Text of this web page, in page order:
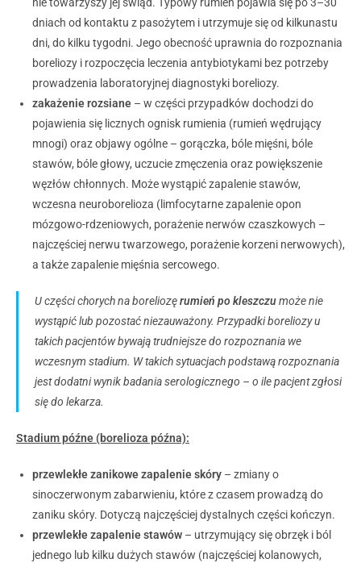
nie towarzyszy jej świąd. Typowy rumień pojawia się po 3–30
dniach od kontaktu z pasożytem i utrzymuje się od kilkunastu
dni, do kilku tygodni. Jego obecność uprawnia do rozpoznania
boreliozy i rozpoczęcia leczenia antybiotykami bez potrzeby
prowadzenia laboratoryjnej diagnostyki boreliozy.
zakażenie rozsiane – w części przypadków dochodzi do
pojawienia się licznych ognisk rumienia (rumień wędrujący
mnogi) oraz objawy ogólne – gorączka, bóle mięśni, bóle
stawów, bóle głowy, uczucie zmęczenia oraz powiększenie
węzłów chłonnych. Może wystąpić zapalenie stawów,
wczesna neuroborelioza (limfocytarne zapalenie opon
mózgowo-rdzeniowych, porażenie nerwów czaszkowych –
najczęściej nerwu twarzowego, porażenie korzeni nerwowych),
a także zapalenie mięśnia sercowego.
U części chorych na boreliozęrumień po kleszczumoże nie
wystąpić lub pozostać niezauważony. Przypadki boreliozy u
takich pacjentów bywają trudniejsze do rozpoznania we
wczesnym stadium. W takich sytuacjach podstawą rozpoznania
jest dodatni wynik badania serologicznego – o ile pacjent zgłosi
się do lekarza.
Stadium późne (borelioza późna):
przewlekłe zanikowe zapalenie skóry – zmiany o
sinoczerwonym zabarwieniu, które z czasem prowadzą do
zaniku skóry. Dotyczą najczęściej dystalnych części kończyn.
przewlekłe zapalenie stawów – utrzymujący się obrzęk i ból
jednego lub kilku dużych stawów (najczęściej kolanowych,